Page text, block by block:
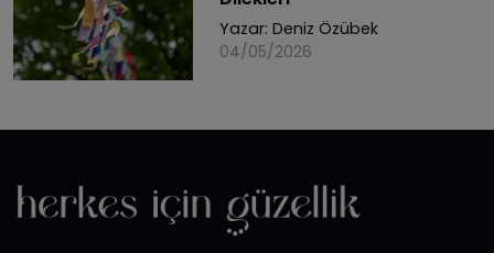
Yazar: Deniz Özübek
04/05/2026